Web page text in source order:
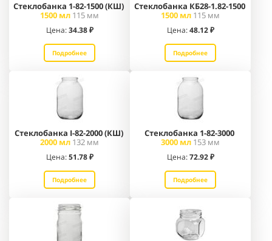
Стеклобанка 1-82-1500 (КШ)
1500 мл 115 мм
Цена:34.38₽
Подробнее
Стеклобанка КБ28-1.82-1500
1500 мл 115 мм
Цена:48.12₽
Подробнее
Стеклобанка I-82-2000 (КШ)
2000 мл 132 мм
Цена:51.78₽
Подробнее
Стеклобанка 1-82-3000
3000 мл 153 мм
Цена:72.92₽
Подробнее